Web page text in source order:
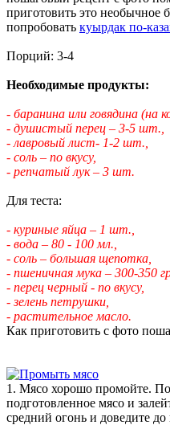
приготовить это
попробовать куырдак по-
Порций: 3-4
Необходимые продукты:
- баранина или говядина (на
- душистый перец – 3-5 шт.,
- лавровый лист- 1-2 шт.,
- соль – по вкусу,
- репчатый лук – 3 шт.
Для теста:
- куриные яйца – 1 шт.,
- вода – 80 - 100 мл.,
- соль – большая щепотка,
- пшеничная мука – 300-350
- перец черный - по вкусу,
- зелень петрушки,
- растительное масло.
Как приготовить с фото
1. Мясо хорошо промойте.
подготовленное мясо и
средний огонь и доведите